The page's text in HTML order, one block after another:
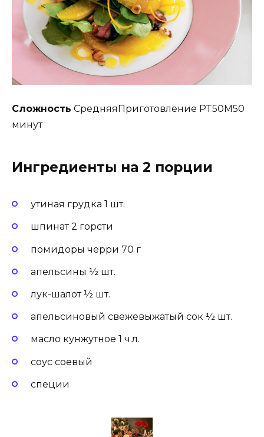
Сложность СредняяПриготовление PT50M50
минут
Ингредиенты на 2 порции
утиная грудка 1 шт.
шпинат 2 горсти
помидоры черри 70 г
апельсины ½ шт.
лук-шалот ½ шт.
апельсиновый свежевыжатый сок ½ шт.
масло кунжутное 1 ч.л.
соус соевый
специи